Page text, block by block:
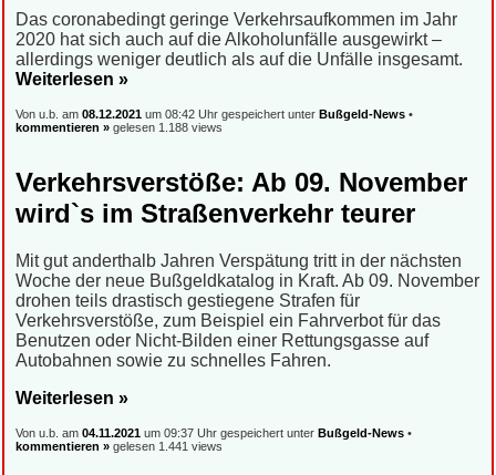
Das coronabedingt geringe Verkehrsaufkommen im Jahr
2020 hat sich auch auf die Alkoholunfälle ausgewirkt –
allerdings weniger deutlich als auf die Unfälle insgesamt.
Weiterlesen »
Von u.b. am 08.12.2021 um 08:42 Uhr gespeichert unter Bußgeld-News •
kommentieren » gelesen 1.188 views
Verkehrsverstöße: Ab 09. November
wird`s im Straßenverkehr teurer
Mit gut anderthalb Jahren Verspätung tritt in der nächsten
Woche der neue Bußgeldkatalog in Kraft. Ab 09. November
drohen teils drastisch gestiegene Strafen für
Verkehrsverstöße, zum Beispiel ein Fahrverbot für das
Benutzen oder Nicht-Bilden einer Rettungsgasse auf
Autobahnen sowie zu schnelles Fahren.
Weiterlesen »
Von u.b. am 04.11.2021 um 09:37 Uhr gespeichert unter Bußgeld-News •
kommentieren » gelesen 1.441 views